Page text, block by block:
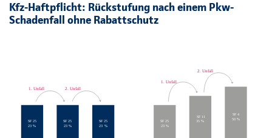
Kfz-Haftpflicht: Rückstufung nach einem Pkw-
Schadenfall ohne Rabattschutz